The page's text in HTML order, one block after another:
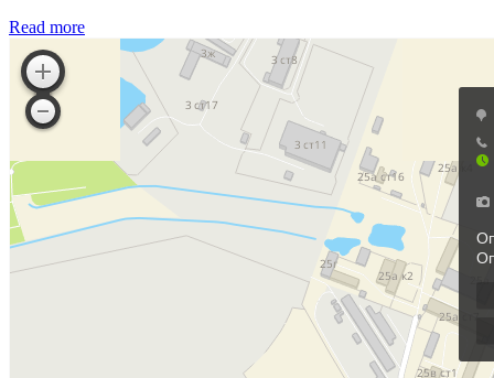
Read more